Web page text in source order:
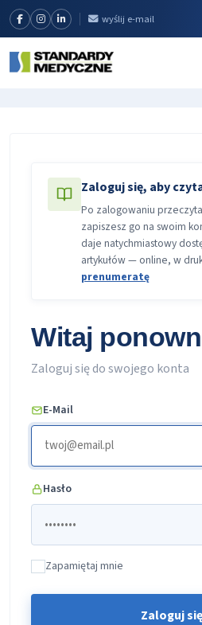
wyślij e-mail
Zaloguj się, aby
Po zalogowaniu
zapiszesz go na swoim
daje natychmiastowy
artykułów — online, w
prenumeratę
Witaj
Zaloguj się do swojego konta
E-Mail
Hasło
Zapamiętaj mnie
Zaloguj się